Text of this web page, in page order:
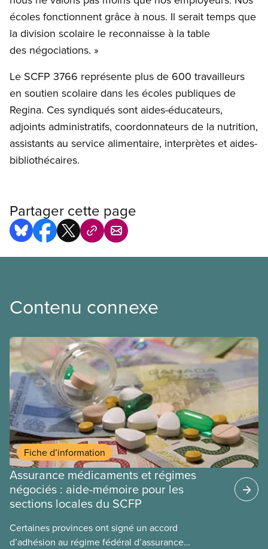
écoles fonctionnent grâce à nous. Il serait temps que
la division scolaire le reconnaisse à la table
des négociations. »
Le SCFP 3766 représente plus de 600 travailleurs
en soutien scolaire dans les écoles publiques de
Regina. Ces syndiqués sont aides-éducateurs,
adjoints administratifs, coordonnateurs de la nutrition,
assistants au service alimentaire, interprètes et aides-
bibliothécaires.
Partager cette page
Contenu connexe
Fiche d’information
Assurance médicaments et régimes
négociés : aide-mémoire pour les
sections locales du SCFP
Certaines provinces ont signé un accord
d’adhésion au régime fédéral d’assurance